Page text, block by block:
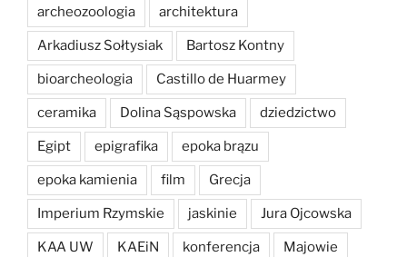
archeozoologia architektura
Arkadiusz Sołtysiak Bartosz Kontny
bioarcheologia Castillo de Huarmey
ceramika Dolina Sąspowska dziedzictwo
Egipt epigrafika epoka brązu
epoka kamienia film Grecja
Imperium Rzymskie jaskinie Jura Ojcowska
KAA UW KAEiN konferencja Majowie